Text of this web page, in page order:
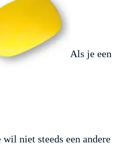
Als je een
niet steeds een andere